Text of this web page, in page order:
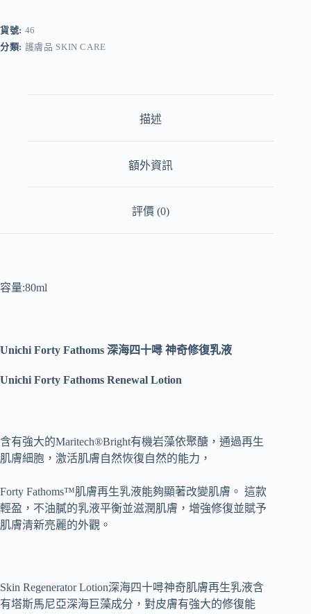
貨號: 46
分類: 護膚品 SKIN CARE
描述
額外資訊
評價 (0)
容量:80ml
Unichi Forty Fathoms 深海四十噚 神奇修復乳液
Unichi Forty Fathoms Renewal Lotion
含有強大的Maritech®Bright有機岩藻依聚醣，通過再生
肌膚細胞，激活肌膚自然恢復自然的能力，
Forty Fathoms™肌膚再生乳液能夠顯著改變肌膚。 這款
輕盈，不油膩的乳液平衡並滋潤肌膚，增強修復並賦予
肌膚清新亮麗的外觀。
Skin Regenerator Lotion深海四十噚神奇肌膚再生乳液含
有塔斯馬尼亞深海巨藻成分，對皮膚有強大的修復能